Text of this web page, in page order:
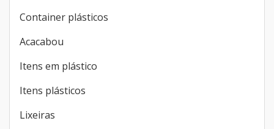
Container plásticos
Acacabou
Itens em plástico
Itens plásticos
Lixeiras